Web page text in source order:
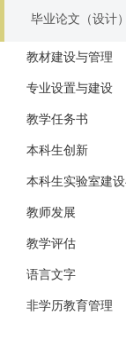
毕业论文（设计）
教材建设与管理
专业设置与建设
教学任务书
本科生创新
本科生实验室建
教师发展
教学评估
语言文字
非学历教育管理